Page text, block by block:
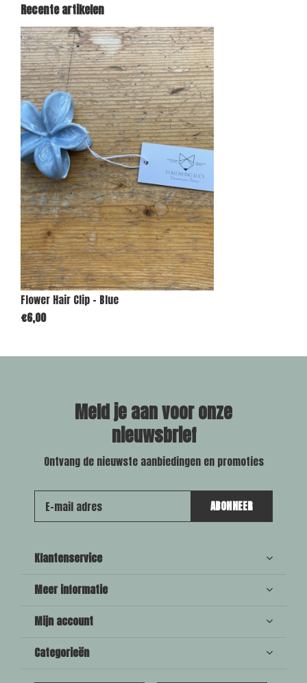
Recente artikelen
Flower Hair Clip - Blue
€6,00
Meld je aan voor onze
nieuwsbrief
Ontvang de nieuwste aanbiedingen en promoties
ABONNEER
Klantenservice
Meer informatie
Mijn account
Categorieën